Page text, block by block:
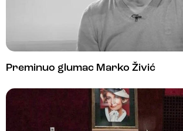
Preminuo glumac Marko Živić